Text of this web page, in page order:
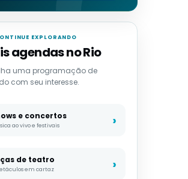
EXPLORANDO
agendas no Rio
uma programação de
com seu interesse.
e concertos
ao vivo e festivais
de teatro
em cartaz